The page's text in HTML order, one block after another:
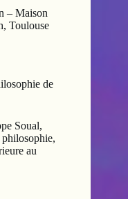
– Maison
Toulouse
de
Soual,
au